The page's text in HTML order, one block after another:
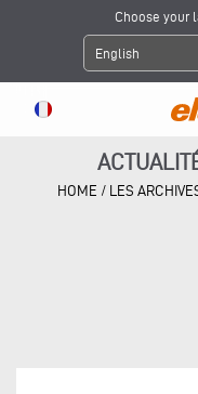
Choose your
English
HOME / LES